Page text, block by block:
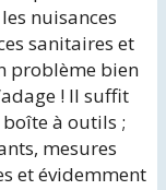
nuisances
sanitaires et
problème bien
! Il suffit
à outils ;
mesures
et évidemment